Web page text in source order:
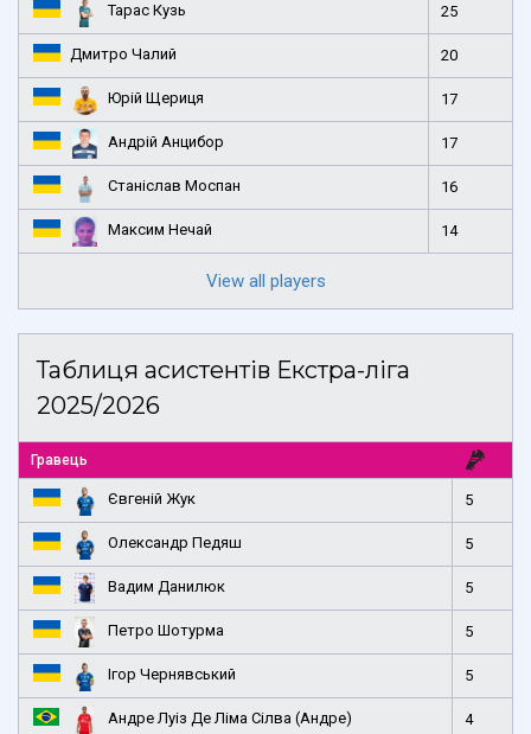
Тарас Кузь 25
Дмитро Чалий 20
Юрій Щериця 17
Андрій Анцибор 17
Станіслав Моспан 16
Максим Нечай 14
View all players
Таблиця асистентів Екстра-ліга
2025/2026
Гравець
Євгеній Жук 5
Олександр Педяш 5
Вадим Данилюк 5
Петро Шотурма 5
Ігор Чернявський 5
Андре Луіз Де Ліма Сілва (Андре) 4